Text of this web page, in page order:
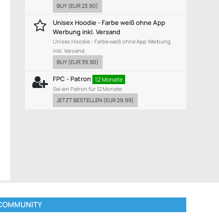
BUY (EUR 23.90)
Unisex Hoodie - Farbe weiß ohne App
Werbung inkl. Versand
Unisex Hoodie - Farbe weiß ohne App Werbung
inkl. Versand
BUY (EUR 39.90)
FPC - Patron 12 Monate
Sei ein Patron für 12 Monate
JETZT BESTELLEN (EUR 29.99)